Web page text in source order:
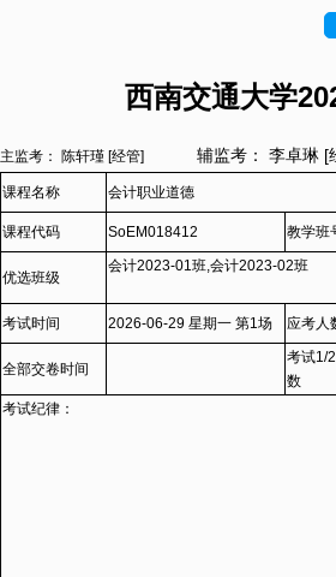
西南交通大学
主监考： 陈轩瑾 [经管] 辅监考： 李卓
课程名称 会计职业道德
课程代码 SoEM018412 教学班
优选班级
会计2023-01班,会计2023-02班
考试时间 2026-06-29 星期一 第1场 应考人
全部交卷时间
考试1/
数
考试纪律：